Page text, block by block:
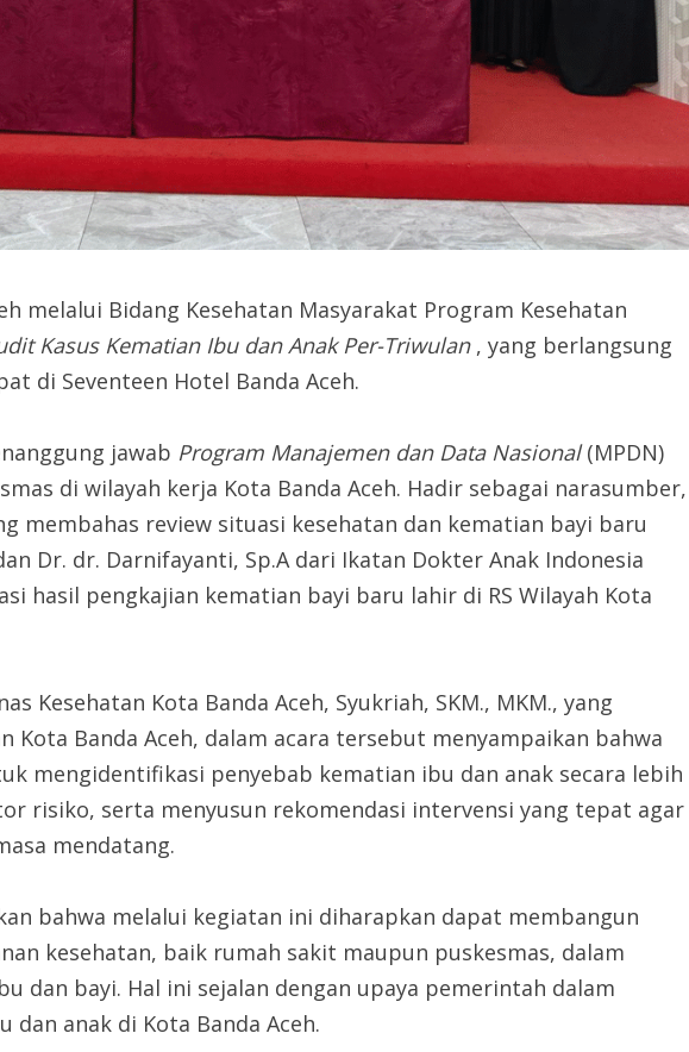
melalui Bidang Kesehatan Masyarakat Program Kesehatan
Kasus Kematian Ibu dan Anak Per-Triwulan, yang berlangsung
di Seventeen Hotel Banda Aceh.
jawab Program Manajemen dan Data Nasional(MPDN)
di wilayah kerja Kota Banda Aceh. Hadir sebagai narasumber,
membahas review situasi kesehatan dan kematian bayi baru
Dr. dr. Darnifayanti, Sp.A dari Ikatan Dokter Anak Indonesia
hasil pengkajian kematian bayi baru lahir di RS Wilayah Kota
Kesehatan Kota Banda Aceh, Syukriah, SKM., MKM., yang
Kota Banda Aceh, dalam acara tersebut menyampaikan bahwa
mengidentifikasi penyebab kematian ibu dan anak secara lebih
risiko, serta menyusun rekomendasi intervensi yang tepat agar
mendatang.
bahwa melalui kegiatan ini diharapkan dapat membangun
kesehatan, baik rumah sakit maupun puskesmas, dalam
dan bayi. Hal ini sejalan dengan upaya pemerintah dalam
anak di Kota Banda Aceh.